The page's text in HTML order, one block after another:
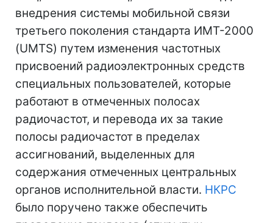
внедрения системы мобильной связи
третьего поколения стандарта ИМТ-2000
(UMTS) путем изменения частотных
присвоений радиоэлектронных средств
специальных пользователей, которые
работают в отмеченных полосах
радиочастот, и перевода их за такие
полосы радиочастот в пределах
ассигнований, выделенных для
содержания отмеченных центральных
органов исполнительной власти. НКРС
было поручено также обеспечить